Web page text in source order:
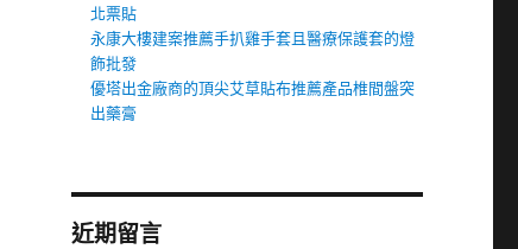
北票貼
永康大樓建案推薦手扒雞手套且醫療保護套的燈
飾批發
優塔出金廠商的頂尖艾草貼布推薦產品椎間盤突
出藥膏
近期留言